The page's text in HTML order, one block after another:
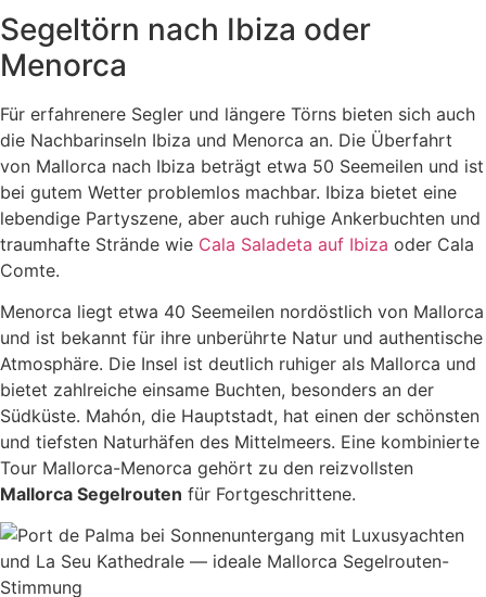
Segeltörn nach Ibiza oder
Menorca
Für erfahrenere Segler und längere Törns bieten sich auch
die Nachbarinseln Ibiza und Menorca an. Die Überfahrt
von Mallorca nach Ibiza beträgt etwa 50 Seemeilen und ist
bei gutem Wetter problemlos machbar. Ibiza bietet eine
lebendige Partyszene, aber auch ruhige Ankerbuchten und
traumhafte Strände wie Cala Saladeta auf Ibiza oder Cala
Comte.
Menorca liegt etwa 40 Seemeilen nordöstlich von Mallorca
und ist bekannt für ihre unberührte Natur und authentische
Atmosphäre. Die Insel ist deutlich ruhiger als Mallorca und
bietet zahlreiche einsame Buchten, besonders an der
Südküste. Mahón, die Hauptstadt, hat einen der schönsten
und tiefsten Naturhäfen des Mittelmeers. Eine kombinierte
Tour Mallorca-Menorca gehört zu den reizvollsten
Mallorca Segelrouten für Fortgeschrittene.